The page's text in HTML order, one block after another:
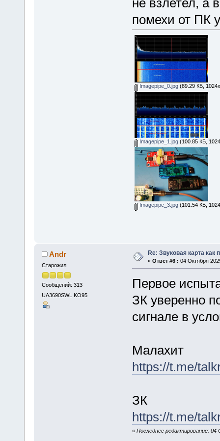
помехи от ПК
Imagepipe_0.jpg(89.29 КБ,
Imagepipe_1.jpg(100.85 КБ,
Imagepipe_3.jpg(101.54 КБ,
Andr
Старожил
Сообщений: 313
UA3690SWL KO95
Re: Звуковая карта как
« Ответ #6 : 04 Октября
Первое
ЗК уверенно
сигнале в
Малахит
https://t.me/
ЗК
https://t.me/
« Последнее редактирование: